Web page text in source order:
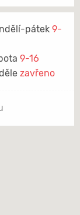
pátek 9-
9-16
zavřeno